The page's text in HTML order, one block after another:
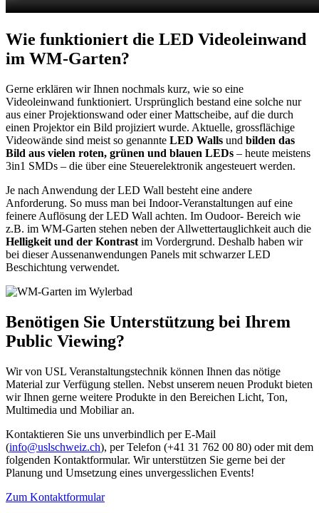
Wie funktioniert die LED Videoleinwand
im WM-Garten?
Gerne erklären wir Ihnen nochmals kurz, wie so eine
Videoleinwand funktioniert. Ursprünglich bestand eine solche nur
aus einer Projektionswand oder einer Mattscheibe, auf die durch
einen Projektor ein Bild projiziert wurde. Aktuelle, grossflächige
Videowände sind meist so genannte LED Walls und bilden das
Bild aus vielen roten, grünen und blauen LEDs – heute meistens
3in1 SMDs – die über eine Steuerelektronik angesteuert werden.
Je nach Anwendung der LED Wall besteht eine andere
Anforderung. So muss man bei Indoor-Veranstaltungen auf eine
feinere Auflösung der LED Wall achten. Im Oudoor- Bereich wie
z.B. im WM-Garten stehen neben der Allwettertauglichkeit auch die
Helligkeit und der Kontrast im Vordergrund. Deshalb haben wir
bei dieser Aussenanwendungen Panels mit schwarzer LED
Beschichtung verwendet.
Benötigen Sie Unterstützung bei Ihrem
Public Viewing?
Wir von USL Veranstaltungstechnik können Ihnen das nötige
Material zur Verfügung stellen. Nebst unserem neuen Produkt bieten
wir Ihnen gerne weitere Produkte in den Bereichen Licht, Ton,
Multimedia und Mobiliar an.
Kontaktieren Sie uns unverbindlich per E-Mail
(info@uslschweiz.ch), per Telefon (+41 31 762 00 80) oder mit dem
folgenden Kontaktformular. Wir unterstützen Sie gerne bei der
Planung und Umsetzung eines unvergesslichen Events!
Zum Kontaktformular